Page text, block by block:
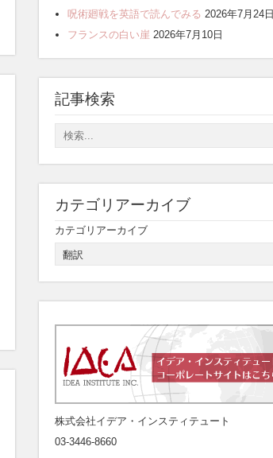
呪術廻戦を英語で読んでみる 2026年7月24日
フランスの白い崖 2026年7月10日
記事検索
カテゴリアーカイブ
カテゴリアーカイブ
株式会社イデア・インスティテュート
03-3446-8660